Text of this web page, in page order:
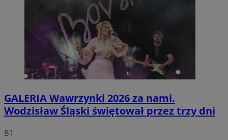
GALERIAWawrzynki 2026 za nami.
Wodzisław Śląski świętował przez trzy dni
81